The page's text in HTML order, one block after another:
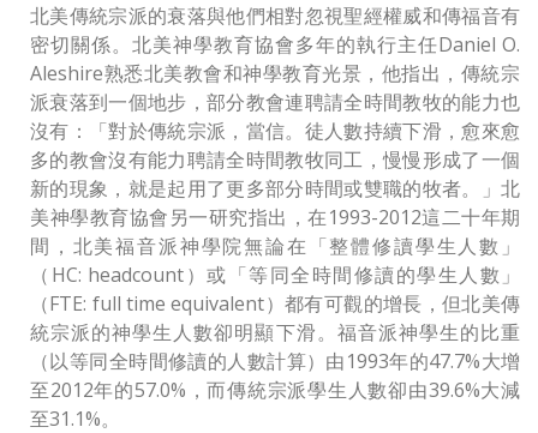
北美傳統宗派的衰落與他們相對忽視聖經權威和傳福音有
密切關係。北美神學教育協會多年的執行主任Daniel O.
Aleshire熟悉北美教會和神學教育光景，他指出，傳統宗
派衰落到一個地步，部分教會連聘請全時間教牧的能力也
沒有：「對於傳統宗派，當信。徒人數持續下滑，愈來愈
多的教會沒有能力聘請全時間教牧同工，慢慢形成了一個
新的現象，就是起用了更多部分時間或雙職的牧者。」北
美神學教育協會另一研究指出，在1993-2012這二十年期
間，北美福音派神學院無論在「整體修讀學生人數」
（HC: headcount）或「等同全時間修讀的學生人數」
（FTE: full time equivalent）都有可觀的增長，但北美傳
統宗派的神學生人數卻明顯下滑。福音派神學生的比重
（以等同全時間修讀的人數計算）由1993年的47.7%大增
至2012年的57.0%，而傳統宗派學生人數卻由39.6%大減
至31.1%。